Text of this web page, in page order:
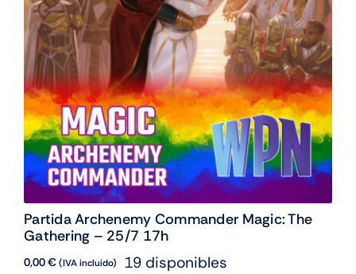
Partida Archenemy Commander Magic: The
Gathering – 25/7 17h
0,00€(IVA incluido) 19 disponibles